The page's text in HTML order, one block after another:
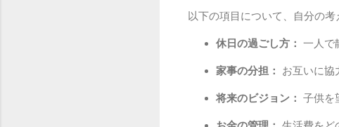
以下の項目について、自分の
休日の過ごし方： 一人で
家事の分担： お互いに協
将来のビジョン： 子供を